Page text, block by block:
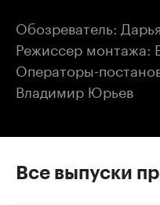
Обозреватель:
Режиссер монтажа:
Операторы-
Владимир Юрьев
Все выпуски